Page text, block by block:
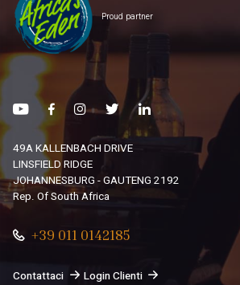
Proud partner
49A KALLENBACH DRIVE
LINSFIELD RIDGE
JOHANNESBURG - GAUTENG 2192
Rep. Of South Africa
+39 011 0142185
Contattaci Login Clienti